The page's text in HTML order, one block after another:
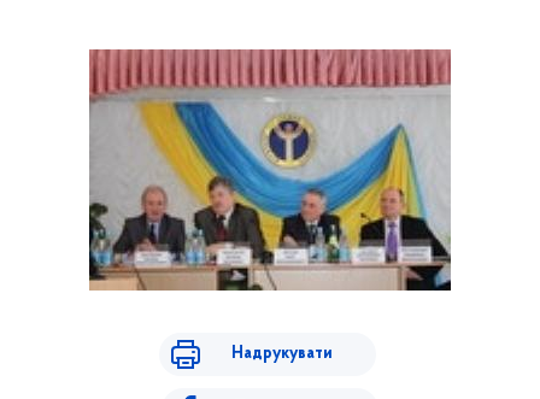
Надрукувати